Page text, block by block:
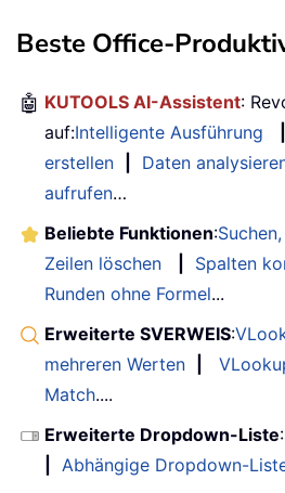
Beste Office-
🤖 KUTOOLS AI-Assistent:
auf:Intelligente Ausführung
erstellen
Daten
aufrufen…
Beliebte Funktionen:
Zeilen löschen
Spalten
Runden ohne Formel...
Erweiterte SVERWEIS:
mehreren Werten
Match....
Erweiterte Dropdown-Liste:
Abhängige Dropdown-